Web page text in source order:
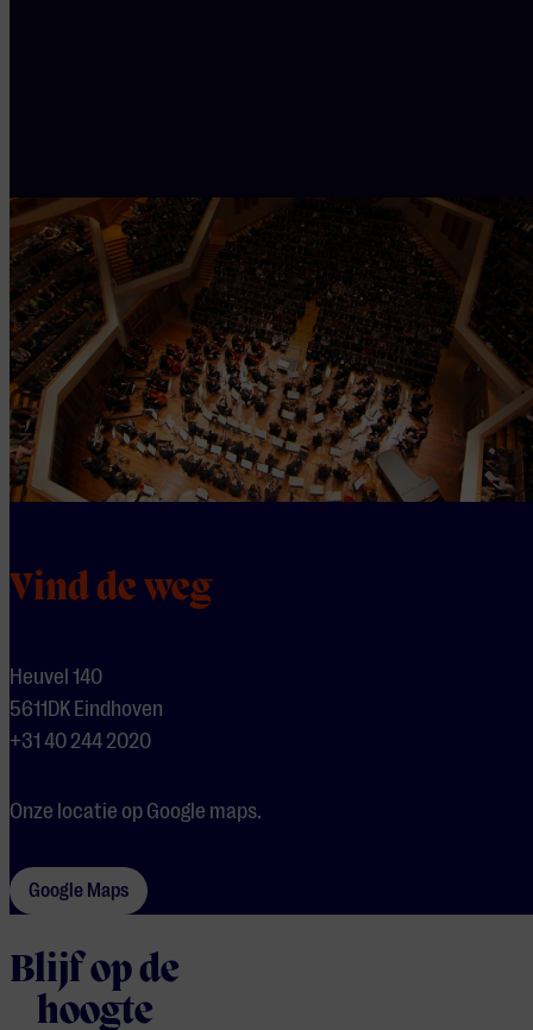
Vind de weg
Heuvel 140
5611DK Eindhoven
+31 40 244 2020
Onze locatie op Google maps.
Google Maps
Blijf op de
hoogte